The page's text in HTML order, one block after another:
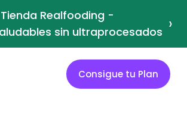
Realfooding -
sin ultraprocesados ›
Consigue tu Plan